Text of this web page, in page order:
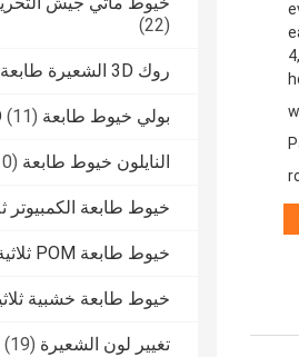
(22)
روك 3D الشعيرة طابعة
بولي خيوط طابعة 3D (11)
النايلون خيوط طابعة 3D
خيوط طابعة الكمبيوتر
خيوط طابعة POM ثلاثية الأبعاد
خيوط طابعة خشبية
تغيير لون الشعيرة (19)